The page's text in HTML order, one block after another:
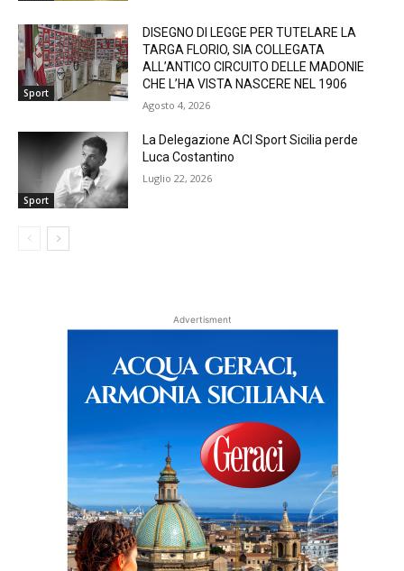
Sport
DISEGNO DI LEGGE PER TUTELARE LA
TARGA FLORIO, SIA COLLEGATA
ALL’ANTICO CIRCUITO DELLE MADONIE
CHE L’HA VISTA NASCERE NEL 1906
Agosto 4, 2026
Sport
La Delegazione ACI Sport Sicilia perde
Luca Costantino
Luglio 22, 2026
Advertisment